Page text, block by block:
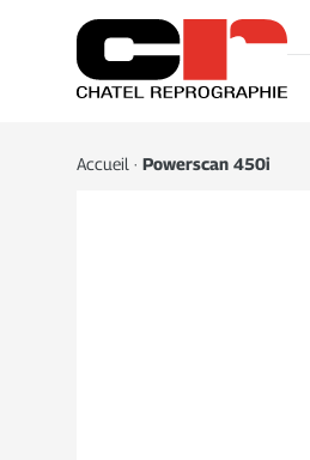
Accueil · Powerscan 450i